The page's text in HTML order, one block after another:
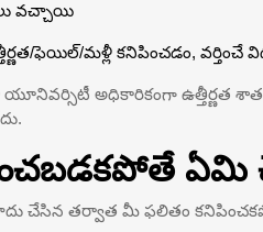
వచ్చాయి
ఫెయిల్/మళ్లీ కనిపించడం, వర్తించే
అధికారికంగా ఉత్తీర్ణత
చేసిన తర్వాత మీ ఫలితం